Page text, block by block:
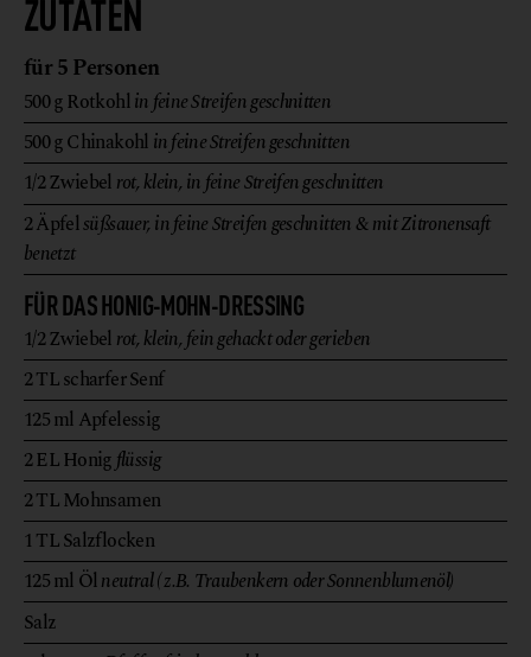
ZUTATEN
für 5 Personen
500gRotkohlin feine Streifen geschnitten
500gChinakohl in feine Streifen geschnitten
1/2Zwiebel rot, klein, in feine Streifen geschnitten
2Äpfelsüßsauer, in feine Streifen geschnitten & mit Zitronensaft
benetzt
FÜR DAS HONIG-MOHN-DRESSING
1/2Zwiebel rot, klein, fein gehackt oder gerieben
2TLscharfer Senf
125ml Apfelessig
2ELHonigflüssig
2TLMohnsamen
1 TLSalzflocken
125ml Ölneutral ( z.B. Traubenkern oder Sonnenblumenöl)
Salz